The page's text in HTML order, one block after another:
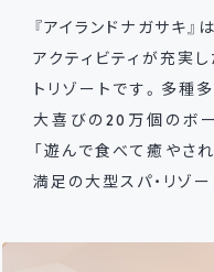
『アイランドナガサキ
アクティビティが充実
トリゾートです。多種
大喜びの20万個のボ
「遊んで食べて癒やさ
満足の大型スパ・リゾー